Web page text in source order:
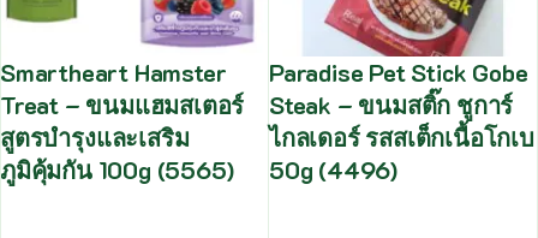
Smartheart Hamster
Treat – ขนมแฮมสเตอร์
สูตรบำรุงและเสริม
ภูมิคุ้มกัน 100g (5565)
Paradise Pet Stick Gobe
Steak – ขนมสติ๊ก ชูการ์
ไกลเดอร์ รสสเต็กเนื้อโกเบ
50g (4496)